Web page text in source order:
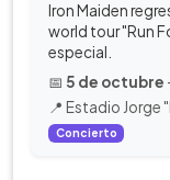
Iron Maiden
world tour "Run
especial.
📅 5 de octubre
📍 Estadio Jorge
Concierto